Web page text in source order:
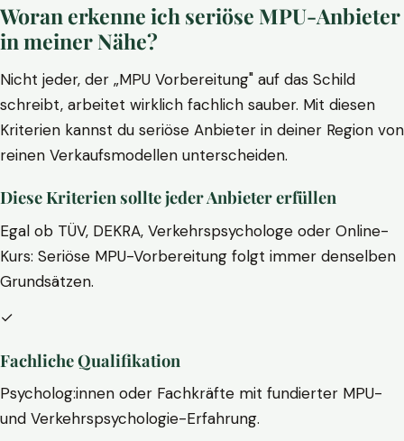
Woran erkenne ich seriöse MPU-Anbieter
in meiner Nähe?
Nicht jeder, der „MPU Vorbereitung" auf das Schild
schreibt, arbeitet wirklich fachlich sauber. Mit diesen
Kriterien kannst du seriöse Anbieter in deiner Region von
reinen Verkaufsmodellen unterscheiden.
Diese Kriterien sollte jeder Anbieter erfüllen
Egal ob TÜV, DEKRA, Verkehrspsychologe oder Online-
Kurs: Seriöse MPU-Vorbereitung folgt immer denselben
Grundsätzen.
✓
Fachliche Qualifikation
Psycholog:innen oder Fachkräfte mit fundierter MPU-
und Verkehrspsychologie-Erfahrung.